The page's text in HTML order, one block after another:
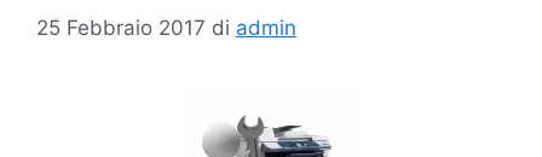
25 Febbraio 2017 di admin